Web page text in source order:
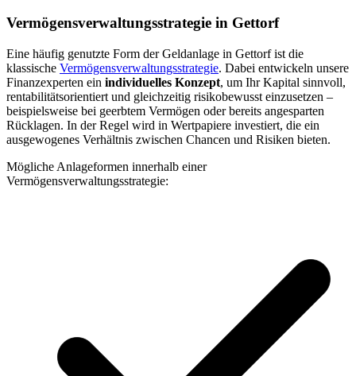
Vermögensverwaltungsstrategie in Gettorf
Eine häufig genutzte Form der Geldanlage in Gettorf ist die
klassische Vermögensverwaltungsstrategie. Dabei entwickeln unsere
Finanzexperten ein individuelles Konzept, um Ihr Kapital sinnvoll,
rentabilitätsorientiert und gleichzeitig risiko­bewusst einzusetzen –
beispielsweise bei geerbtem Vermögen oder bereits angesparten
Rücklagen. In der Regel wird in Wertpapiere investiert, die ein
ausgewogenes Verhältnis zwischen Chancen und Risiken bieten.
Mögliche Anlageformen innerhalb einer
Vermögensverwaltungsstrategie: